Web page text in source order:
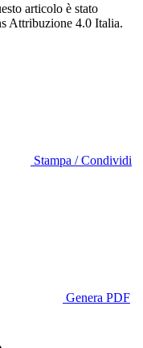
articolo è stato
Attribuzione 4.0 Italia.
Stampa / Condividi
Genera PDF